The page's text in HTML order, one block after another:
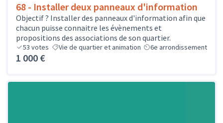
68 - Installer deux panneaux d'information
Objectif ? Installer des panneaux d'information afin que
chacun puisse connaitre les évènements et
propositions des associations de son quartier.
53 votes Vie de quartier et animation 6e arrondissement
1 000 €